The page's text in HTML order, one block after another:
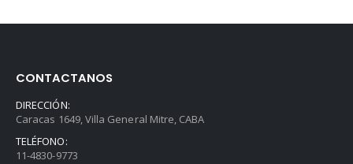
CONTACTANOS
DIRECCIÓN:
Caracas 1649, Villa General Mitre, CABA
TELÉFONO:
11-4830-9773